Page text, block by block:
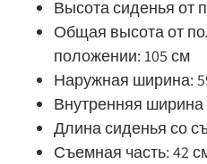
Высота сиденья от
Общая высота от
положении: 105 см
Наружная ширина:
Внутренняя ширина
Длина сиденья со
Съемная часть: 42